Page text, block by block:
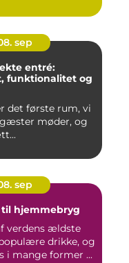
sep
entré:
funktionalitet og
det første rum, vi
møder, og
sep
til hjemmebryg
verdens ældste
drikke, og
i mange former ...